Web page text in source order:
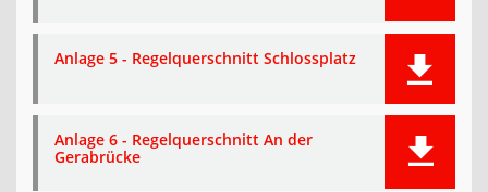
Anlage 5 - Regelquerschnitt Schlossplatz
Anlage 6 - Regelquerschnitt An der
Gerabrücke